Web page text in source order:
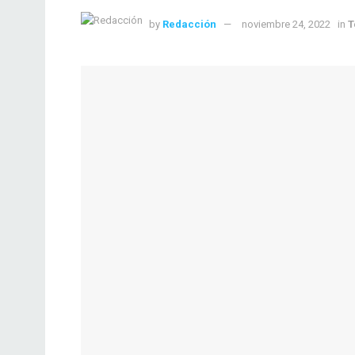
by Redacción noviembre 24, 2022 in